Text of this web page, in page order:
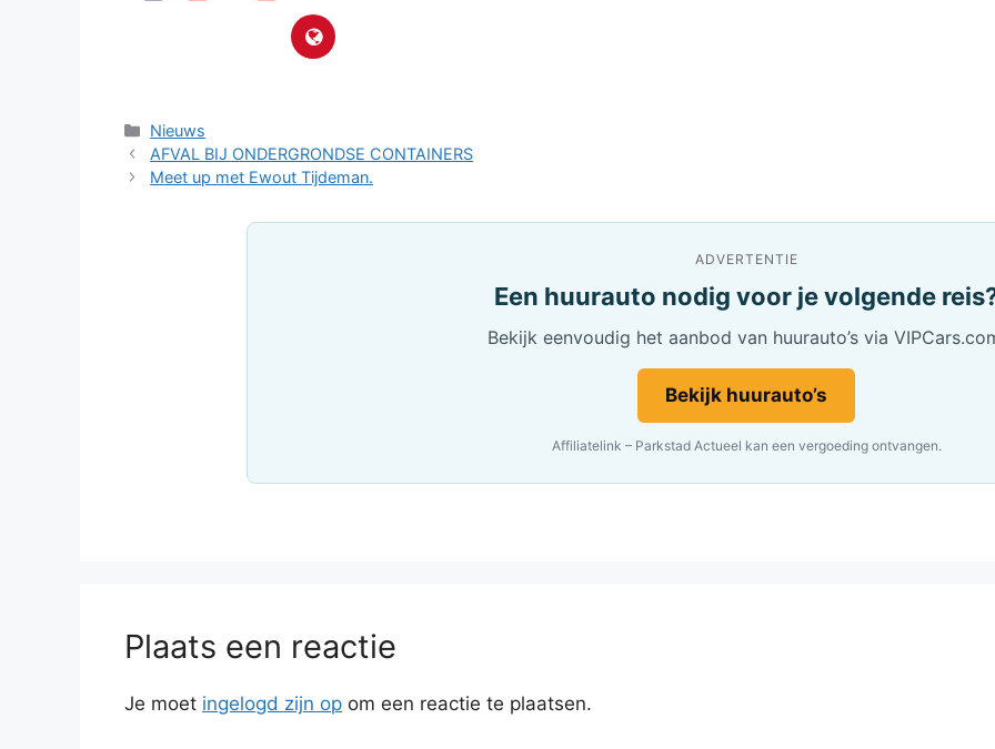
Categorieën
Nieuws
AFVAL BIJ ONDERGRONDSE CONTAINERS
Meet up met Ewout Tijdeman.
ADVERTENTIE
Een huurauto nodig voor je volgende
Bekijk eenvoudig het aanbod van huurauto’s via
Bekijk huurauto’s
Affiliatelink – Parkstad Actueel kan een vergoeding ontvangen.
Plaats een reactie
Je moet ingelogd zijn op om een reactie te plaatsen.